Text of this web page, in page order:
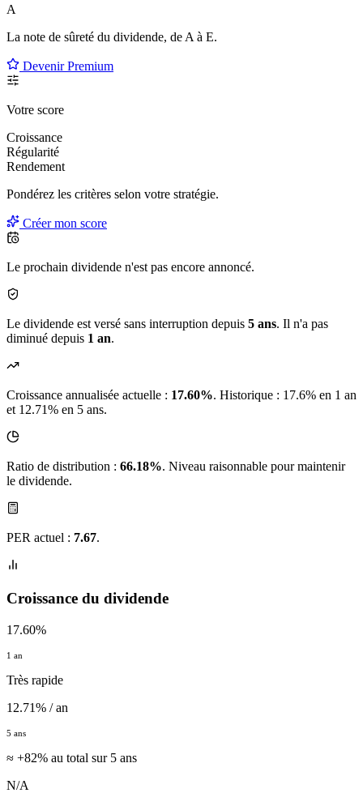
A
La note de sûreté du dividende, de A à E.
Devenir Premium
Votre score
Croissance
Régularité
Rendement
Pondérez les critères selon votre stratégie.
Créer mon score
Le prochain dividende n'est pas encore annoncé.
Le dividende est versé sans interruption depuis 5 ans. Il n'a pas
diminué depuis 1 an.
Croissance annualisée actuelle : 17.60%. Historique : 17.6% en 1 an
et 12.71% en 5 ans.
Ratio de distribution : 66.18%. Niveau raisonnable pour maintenir
le dividende.
PER actuel : 7.67.
Croissance du dividende
17.60%
1 an
Très rapide
12.71% / an
5 ans
≈ +82% au total sur 5 ans
N/A